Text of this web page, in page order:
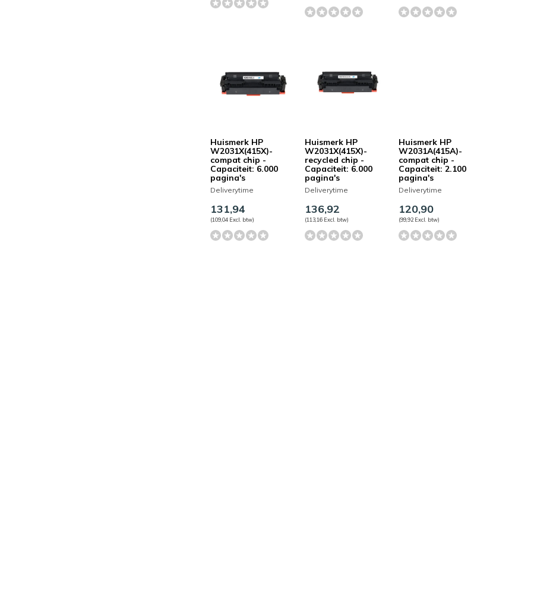
Huismerk HP
W2031X(415X)-
compat chip -
Capaciteit: 6.000
pagina's
Deliverytime
131,94
(109,04 Excl. btw)
Huismerk HP
W2031X(415X)-
recycled chip -
Capaciteit: 6.000
pagina's
Deliverytime
136,92
(113,16 Excl. btw)
Huismerk HP
W2031A(415A)-
compat chip -
Capaciteit: 2.100
pagina's
Deliverytime
120,90
(99,92 Excl. btw)